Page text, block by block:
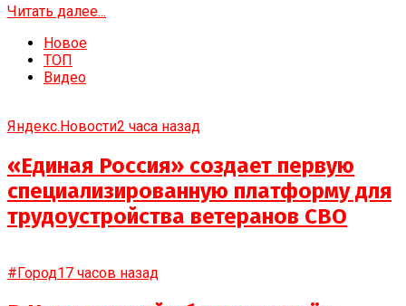
Читать далее...
Новое
ТОП
Видео
Яндекс.Новости2 часа назад
«Единая Россия» создает первую
специализированную платформу для
трудоустройства ветеранов СВО
#Город17 часов назад